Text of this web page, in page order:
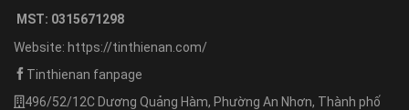
MST: 0315671298
Website: https://tinthienan.com/
Tinthienan fanpage
496/52/12C Dương Quảng Hàm, Phường An Nhơn, Thành phố